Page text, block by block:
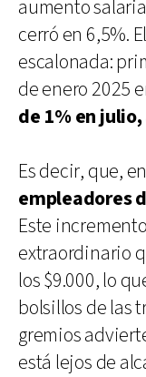
aumento
cerró en 6,5%.
escalonada:
de enero 2025
de 1% en
Es decir, que, en
empleadores
Este
extraordinario
los $9.000, lo
bolsillos de las
gremios
está lejos de